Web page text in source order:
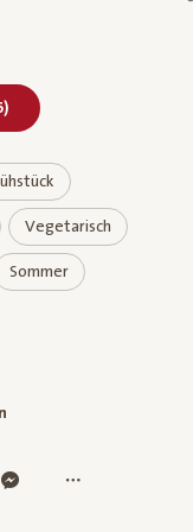
geliked
)
Vegetarisch
Sommer